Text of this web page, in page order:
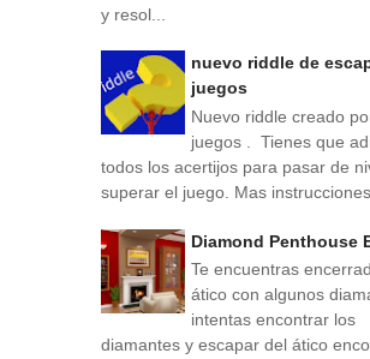
y resol...
nuevo riddle de
juegos
Nuevo riddle creado
juegos . Tienes que
todos los acertijos para pasar de
superar el juego. Mas instrucciones
Diamond Penthouse
Te encuentras
ático con algunos
intentas encontrar los
diamantes y escapar del ático